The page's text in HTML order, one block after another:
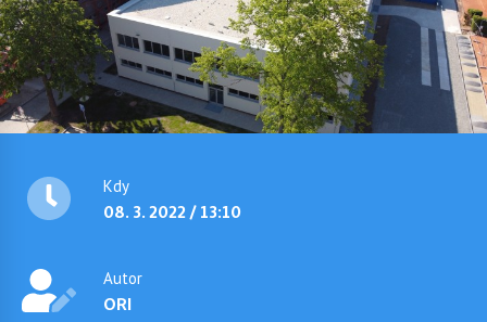
Kdy
08. 3. 2022 / 13:10
Autor
ORI